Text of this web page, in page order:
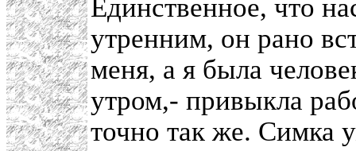
Единственное, что
утренним, он рано
меня, а я была
утром,- привыкла
точно так же. Симка